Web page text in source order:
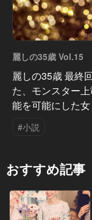
麗しの35歳 Vol.15
麗しの35歳 最終
た、モンスター
能を可能にした女
#小説
おすすめ記事